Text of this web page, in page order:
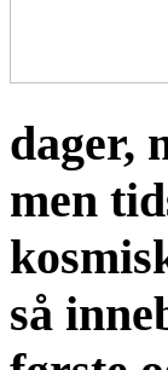
dager,
men
så